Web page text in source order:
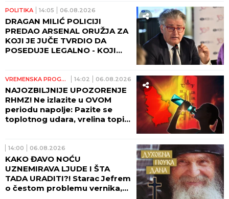
POLITIKA 14:05 06.08.2026
DRAGAN MILIĆ POLICIJI
PREDAO ARSENAL ORUŽJA ZA
KOJI JE JUČE TVRDIO DA
POSEDUJE LEGALNO - KOJI
VREMENSKA PROGNOZA 14:02 06.08.2026
NAJOZBILJNIJE UPOZORENJE
RHMZ! Ne izlazite u OVOM
periodu napolje: Pazite se
toplotnog udara, vrelina topi
14:00 06.08.2026
KAKO ĐAVO NOĆU
UZNEMIRAVA LJUDE I ŠTA
TADA URADITI?! Starac Jefrem
o čestom problemu vernika,